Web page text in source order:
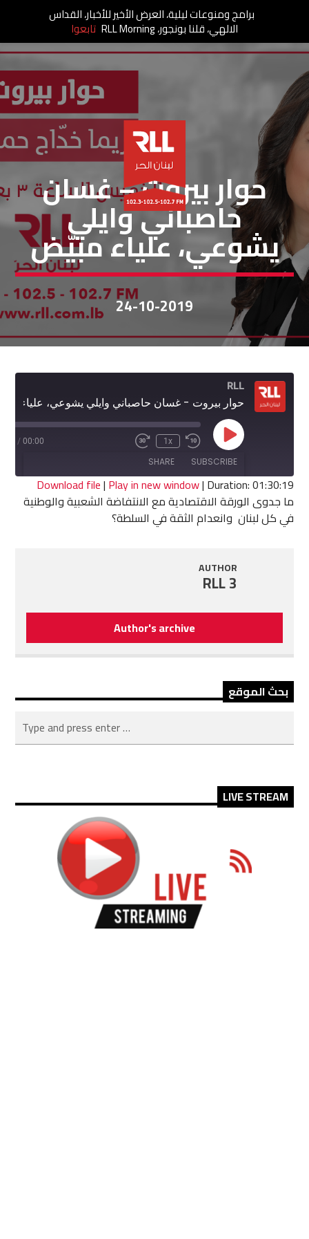
حوار بيروت
حوار بيروت – غسان
حاصباني وايلي
يشوعي، علياء مبيّض
24-10-2019
RLL
Play
Episode
Rewind
10
Seconds
1x
Fast
seconds
00:00
/
SUBSCRIBE
SHARE
RSS FEED
SHARE
Download file| Play in new window| Duration: 01:30:19
ما جدوى الورقة الاقتصادية مع الانتفاضة الشعبية والوطنية
في كل لبنان وانعدام الثقة في السلطة؟
AUTHOR
RLL 3
Author's archive
بحث الموقع
LIVE STREAM
برامج ومنوعات ليلية، العرض الأخير للأخبار، القداس
الالهي، قلنا بونجور، RLL Morning تابعوا